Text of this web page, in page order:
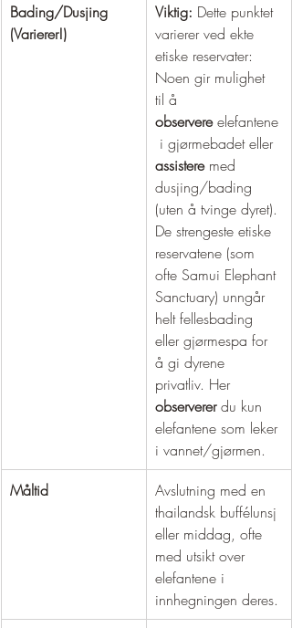
Bading/Dusjing
(Varierer!)
Viktig: Dette punktet
varierer ved ekte
etiske reservater:
Noen gir mulighet
til å
observere elefantene
i gjørmebadet eller
assistere med
dusjing/bading
(uten å tvinge dyret).
De strengeste etiske
reservatene (som
ofte Samui Elephant
Sanctuary) unngår
helt fellesbading
eller gjørmespa for
å gi dyrene
privatliv. Her
observerer du kun
elefantene som leker
i vannet/gjørmen.
Måltid
Avslutning med en
thailandsk buffélunsj
eller middag, ofte
med utsikt over
elefantene i
innhegningen deres.